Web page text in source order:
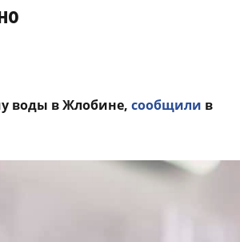
воды в Жлобине, сообщили в